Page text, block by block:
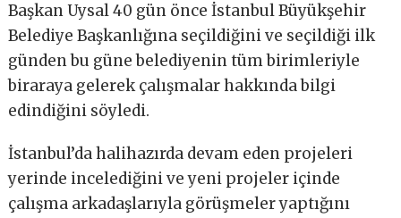
Başkan Uysal 40 gün önce İstanbul Büyükşehir
Belediye Başkanlığına seçildiğini ve seçildiği ilk
günden bu güne belediyenin tüm birimleriyle
biraraya gelerek çalışmalar hakkında bilgi
edindiğini söyledi.
İstanbul’da halihazırda devam eden projeleri
yerinde incelediğini ve yeni projeler içinde
çalışma arkadaşlarıyla görüşmeler yaptığını